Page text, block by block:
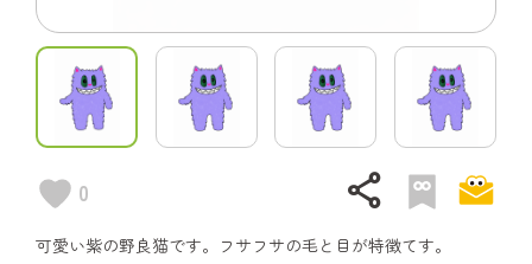
0 share
可愛い紫の野良猫です。フサフサの毛と目が特徴てす。